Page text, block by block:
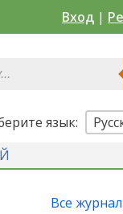
Вход |
язык:
Все